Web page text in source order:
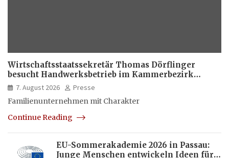
Wirtschaftsstaatssekretär Thomas Dörflinger
besucht Handwerksbetrieb im Kammerbezirk
Freiburg
7. August 2026
Presse
Familienunternehmen mit Charakter
Continue Reading
EU-Sommerakademie 2026 in Passau:
Junge Menschen entwickeln Ideen für